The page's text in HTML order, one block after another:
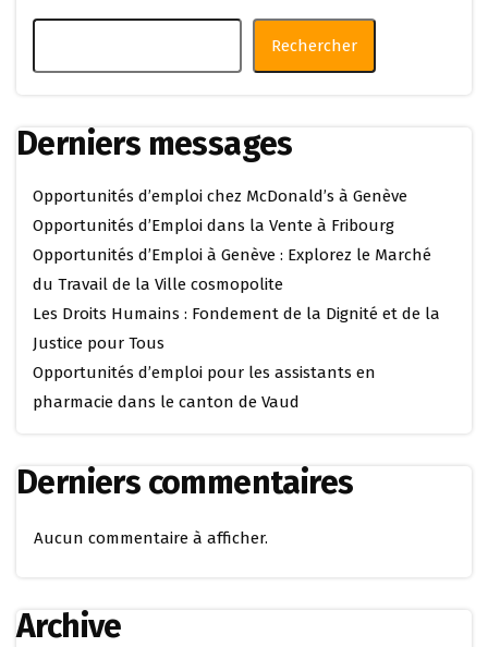
Rechercher
Derniers messages
Opportunités d’emploi chez McDonald’s à Genève
Opportunités d’Emploi dans la Vente à Fribourg
Opportunités d’Emploi à Genève : Explorez le Marché
du Travail de la Ville cosmopolite
Les Droits Humains : Fondement de la Dignité et de la
Justice pour Tous
Opportunités d’emploi pour les assistants en
pharmacie dans le canton de Vaud
Derniers commentaires
Aucun commentaire à afficher.
Archive